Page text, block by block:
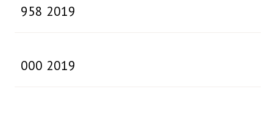
958 2019
000 2019